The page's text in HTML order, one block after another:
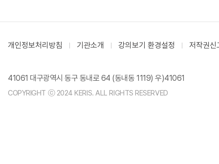
개인정보처리방침 기관소개 강의보기 환경설정 저작권신
41061 대구광역시 동구 동내로 64 (동내동 1119) 우)41061
COPYRIGHT ⓒ 2024 KERIS. ALL RIGHTS RESERVED